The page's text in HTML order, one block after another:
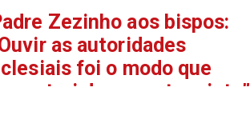
Zezinho aos bispos:
as autoridades
foi o modo que
encontrei de ser catequista”